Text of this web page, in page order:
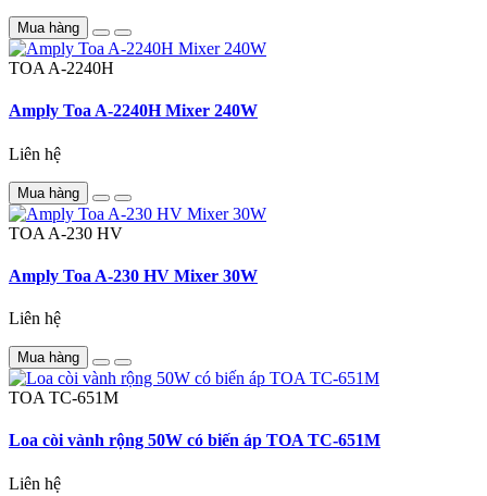
Mua hàng
TOA A-2240H
Amply Toa A-2240H Mixer 240W
Liên hệ
Mua hàng
TOA A-230 HV
Amply Toa A-230 HV Mixer 30W
Liên hệ
Mua hàng
TOA TC-651M
Loa còi vành rộng 50W có biến áp TOA TC-651M
Liên hệ